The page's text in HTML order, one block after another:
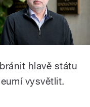
hlavě státu
vysvětlit.